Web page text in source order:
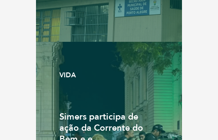
VIDA
Simers participa de
ação da Corrente do